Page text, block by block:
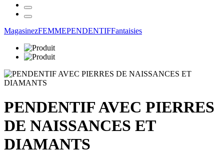
MagasinezFEMMEPENDENTIFFantaisies
PENDENTIF AVEC PIERRES
DE NAISSANCES ET
DIAMANTS